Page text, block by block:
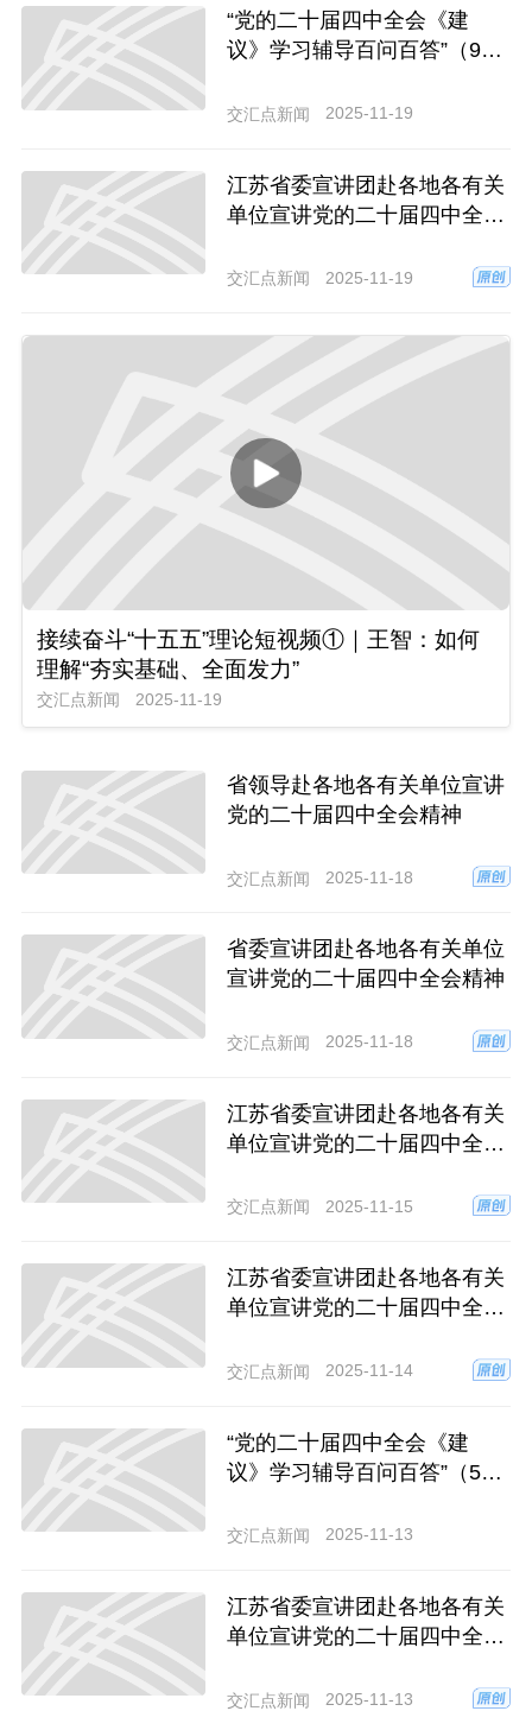
“党的二十届四中全会《建
议》学习辅导百问百答”（9）
业？
交汇点新闻 2025-11-19
江苏省委宣讲团赴各地各有关
单位宣讲党的二十届四中全会
交汇点新闻 2025-11-19
接续奋斗“十五五”理论短视频①｜王智：如何
理解“夯实基础、全面发力”
交汇点新闻 2025-11-19
省领导赴各地各有关单位宣讲
党的二十届四中全会精神
交汇点新闻 2025-11-18
省委宣讲团赴各地各有关单位
宣讲党的二十届四中全会精神
交汇点新闻 2025-11-18
江苏省委宣讲团赴各地各有关
单位宣讲党的二十届四中全会
交汇点新闻 2025-11-15
江苏省委宣讲团赴各地各有关
单位宣讲党的二十届四中全会
交汇点新闻 2025-11-14
“党的二十届四中全会《建
议》学习辅导百问百答”（5）
会发展的主要目标？
交汇点新闻 2025-11-13
江苏省委宣讲团赴各地各有关
单位宣讲党的二十届四中全会
交汇点新闻 2025-11-13